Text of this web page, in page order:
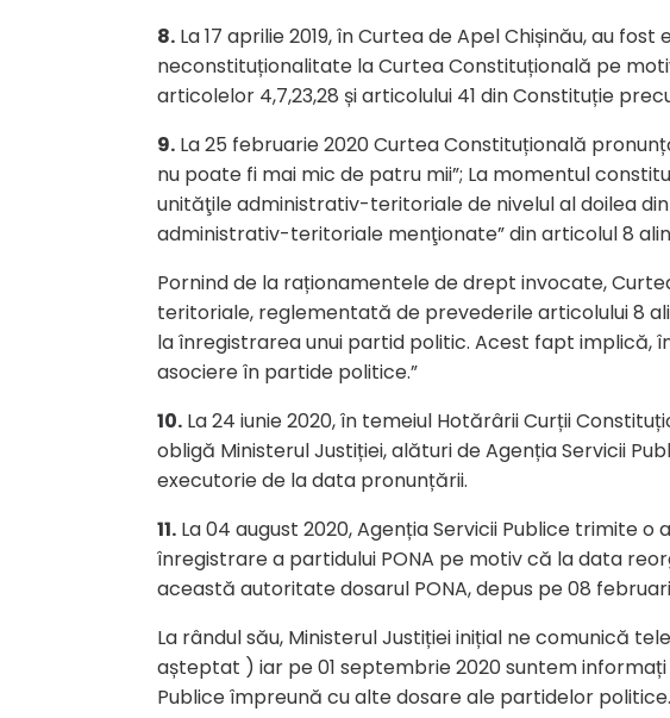
8. La 17 aprilie 2019, în Curtea de Apel Chișinău, au
neconstituționalitate la Curtea Constituțională pe
articolelor 4,7,23,28 și articolului 41 din Constituție
9. La 25 februarie 2020 Curtea Constituțională
nu poate fi mai mic de patru mii”; La momentul
unităţile administrativ-teritoriale de nivelul al doilea
administrativ-teritoriale menţionate” din articolul 8
Pornind de la raționamentele de drept invocate,
teritoriale, reglementată de prevederile articolului 8
la înregistrarea unui partid politic. Acest fapt implică,
asociere în partide politice.”
10. La 24 iunie 2020, în temeiul Hotărârii Curții
obligă Ministerul Justiției, alături de Agenția Servicii
executorie de la data pronunțării.
11. La 04 august 2020, Agenția Servicii Publice trimite
înregistrare a partidului PONA pe motiv că la data
această autoritate dosarul PONA, depus pe 08
La rândul său, Ministerul Justiției inițial ne comunică
așteptat ) iar pe 01 septembrie 2020 suntem
Publice împreună cu alte dosare ale partidelor politice.